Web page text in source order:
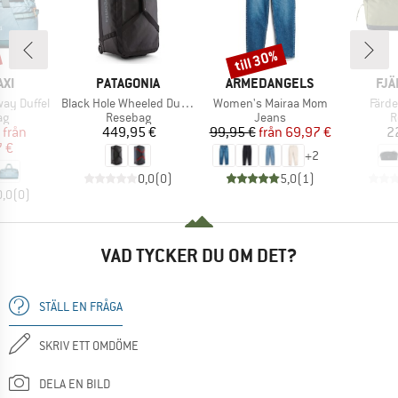
Duffel
pris
från
€
(0)
VARUMÄRKE
PATAGONIA
Produkter
Black Hole Wheeled Duffel 100
Produktgrupp
Resebag
Pris
449,95 €
0,0(0)
VARUMÄRKE
ARMEDANGELS
Produkter
Women's Mairaa Mom
Produktgrupp
Jeans
Pris
99,95 € Reducerat pris
från 69,97 €
+2
5,0(1 )
Rabatt
till 30%
VAD TYCKER DU OM DET?
STÄLL EN FRÅGA
SKRIV ETT OMDÖME
DELA EN BILD